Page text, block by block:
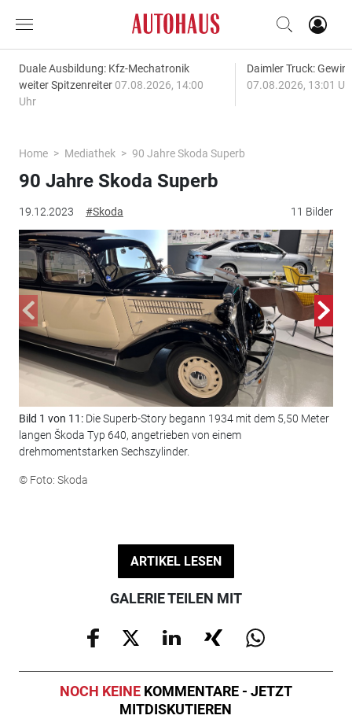
Duale Ausbildung: Kfz-Mechatronik
weiter Spitzenreiter 07.08.2026, 14:00
Uhr
Daimler Truck:
07.08.2026, 13:01
Home Mediathek 90 Jahre Skoda Superb
19.12.2023 #Skoda 11 Bilder
90 Jahre Skoda Superb
Bild 1 von 11: Die Superb-Story begann 1934 mit dem 5,50 Meter
langen Škoda Typ 640, angetrieben von einem
drehmomentstarken Sechszylinder.
© Foto: Skoda
ARTIKEL LESEN
GALERIE TEILEN MIT
NOCH KEINE KOMMENTARE - JETZT
MITDISKUTIEREN